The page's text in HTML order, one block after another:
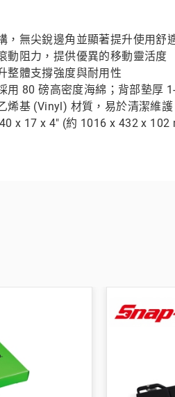
，無尖銳邊角並顯著提升使用舒
動阻力，提供優異的移動靈活度
整體支撐強度與耐用性
用 80 磅高密度海綿；背部墊
烯基 (Vinyl) 材質，易於清潔維護
x 17 x 4" (約 1016 x 432 x 102